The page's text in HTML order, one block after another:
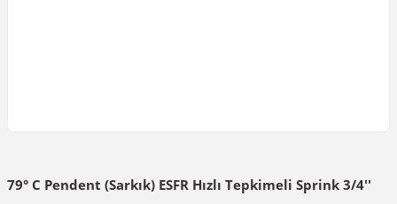
79° C Pendent (Sarkık) ESFR Hızlı Tepkimeli Sprink 3/4''